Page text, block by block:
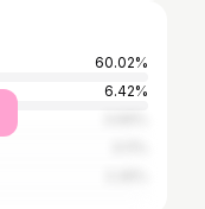
60.02%
6.42%